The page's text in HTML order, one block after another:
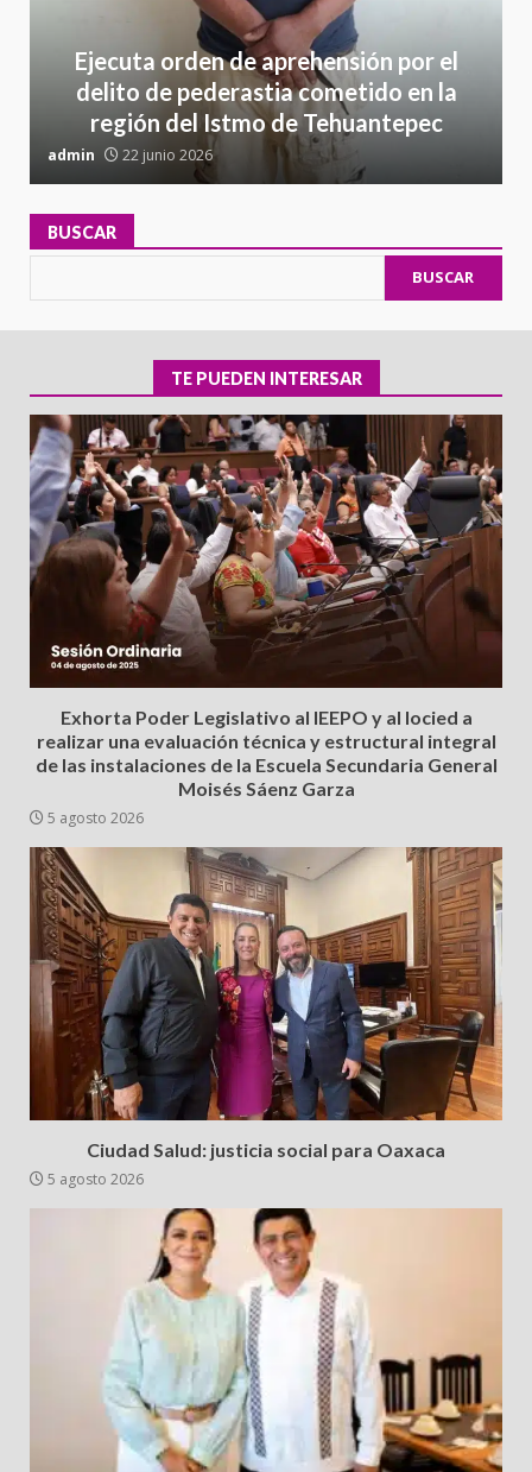
Ejecuta orden de aprehensión por el
delito de pederastia cometido en la
región del Istmo de Tehuantepec
admin 22 junio 2026
BUSCAR
BUSCAR
TE PUEDEN INTERESAR
Exhorta Poder Legislativo al IEEPO y al Iocied a
realizar una evaluación técnica y estructural integral
de las instalaciones de la Escuela Secundaria General
Moisés Sáenz Garza
5 agosto 2026
Ciudad Salud: justicia social para Oaxaca
5 agosto 2026